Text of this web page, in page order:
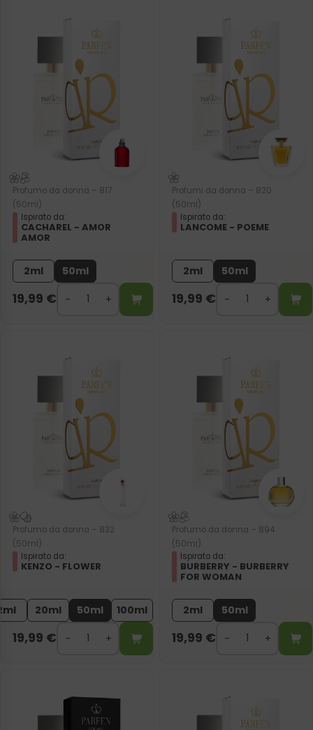
Profumo da donna – 817
(50ml)
Ispirato da:
CACHAREL - AMOR
AMOR
2ml 50ml
19,99 €
Profumi da donna – 820
(50ml)
Ispirato da:
LANCOME - POEME
2ml 50ml
19,99 €
Profumo da donna – 832
(50ml)
Ispirato da:
KENZO - FLOWER
20ml 50ml 100ml
19,99 €
Profumo da donna – 894
(50ml)
Ispirato da:
BURBERRY - BURBERRY
FOR WOMAN
2ml 50ml
19,99 €